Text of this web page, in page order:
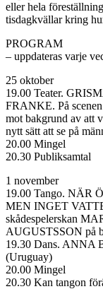
eller hela
tisdagkvällar kring
PROGRAM
– uppdateras varje
25 oktober
19.00 Teater.
FRANKE. På
mot bakgrund av att
nytt sätt att se på
20.00 Mingel
20.30 Publiksamtal
1 november
19.00 Tango. NÄR
MEN INGET
skådespelerskan
AUGUSTSSON på
19.30 Dans. ANNA
(Uruguay)
20.00 Mingel
20.30 Kan tangon